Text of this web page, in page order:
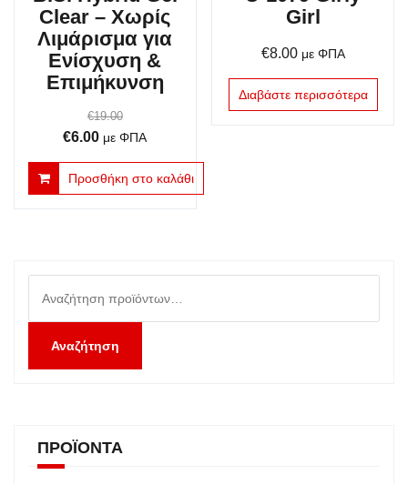
Clear – Χωρίς
Λιμάρισμα για
Ενίσχυση &
Επιμήκυνση
€19.00
Original
price
was:
€6.00Η
τρέχουσα
τιμή
με ΦΠΑ
Προσθήκη στο καλάθι
Girl
€8.00 με ΦΠΑ
Διαβάστε περισσότερα
για:
Αναζήτηση
ΠΡΟΪΌΝΤΑ